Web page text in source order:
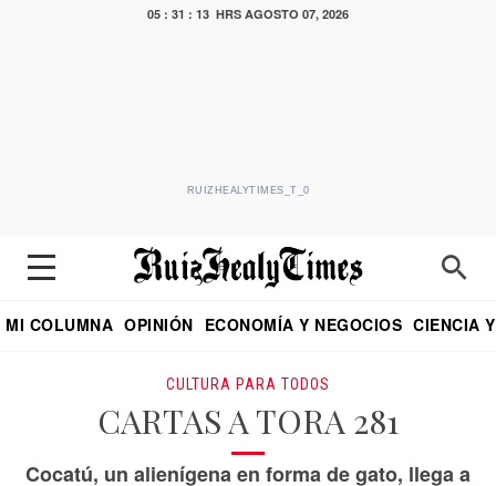
05 : 31 : 14 HRS AGOSTO 07, 2026
RUIZHEALYTIMES_T_0
MI COLUMNA OPINIÓN ECONOMÍA Y NEGOCIOS CIENCIA
CULTURA PARA TODOS
CARTAS A TORA 281
Cocatú, un alienígena en forma de gato, llega a